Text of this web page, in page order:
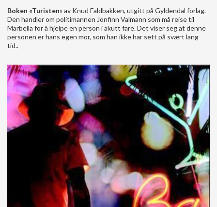
Boken «Turisten» av Knud Faldbakken, utgitt på Gyldendal forlag.
Den handler om politimannen Jonfinn Valmann som må reise til
Marbella for å hjelpe en person i akutt fare. Det viser seg at denne
personen er hans egen mor, som han ikke har sett på svært lang
tid..